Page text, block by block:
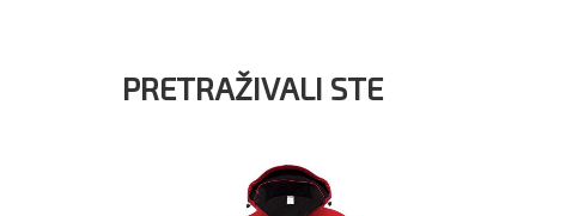
PRETRAŽIVALI STE